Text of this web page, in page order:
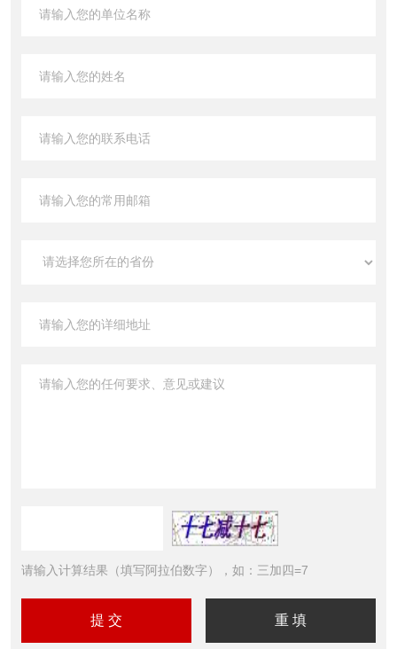
请输入计算结果（填写阿拉伯数字），如：三加四=7